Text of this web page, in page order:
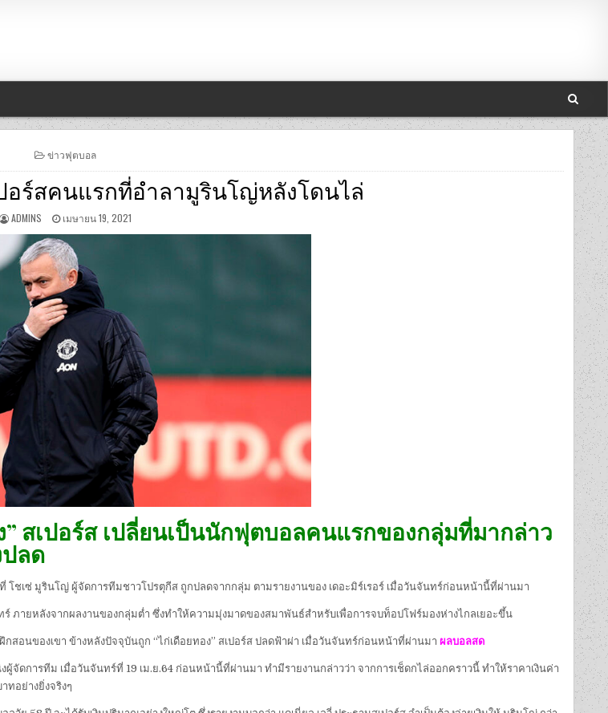
POSTED
ข่าวฟุตบอล
อร์สคนแรกที่อำลามูรินโญ่หลังโดนไล่
ADMINS เมษายน 19, 2021
สเปอร์ส เปลี่ยนเป็นนักฟุตบอลคนแรกของกลุ่มที่มากล่าว
ลด
ชเซ่ มูรินโญ่ ผู้จัดการทีมชาวโปรตุกีส ถูกปลดจากกลุ่ม ตามรายงานของ เดอะมิร์เรอร์ เมื่อวันจันทร์ก่อนหน้านี้ที่ผ่านมา
ภายหลังจากผลงานของกลุ่มต่ำ ซึ่งทำให้ความมุ่งมาดของสมาพันธ์สำหรับเพื่อการจบท็อปโฟร์มองห่างไกลเยอะขึ้น
อนของเขา ข้างหลังปัจจุบันถูก “ไก่เดือยทอง” สเปอร์ส ปลดฟ้าผ่า เมื่อวันจันทร์ก่อนหน้าที่ผ่านมา ผลบอลสด
จัดการทีม เมื่อวันจันทร์ที่ 19 เม.ย.64 ก่อนหน้านี้ที่ผ่านมา ทำมีรายงานกล่าวว่า จากการเช็ดกไล่ออกคราวนี้ ทำให้ราคาเงินค่า
ทอย่างยิ่งจริงๆ